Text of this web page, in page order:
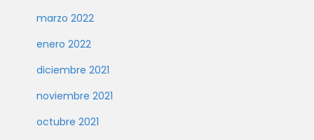
marzo 2022
enero 2022
diciembre 2021
noviembre 2021
octubre 2021